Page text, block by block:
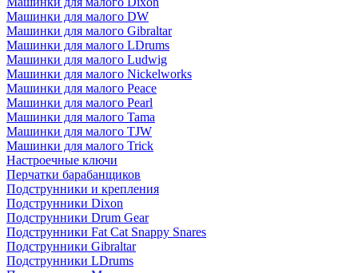
Машинки для малого DW
Машинки для малого Gibraltar
Машинки для малого LDrums
Машинки для малого Ludwig
Машинки для малого Nickelworks
Машинки для малого Peace
Машинки для малого Pearl
Машинки для малого Tama
Машинки для малого TJW
Машинки для малого Trick
Настроечные ключи
Перчатки барабанщиков
Подструнники и крепления
Подструнники Dixon
Подструнники Drum Gear
Подструнники Fat Cat Snappy Snares
Подструнники Gibraltar
Подструнники LDrums